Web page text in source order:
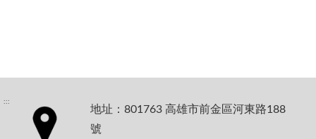
:::
地址：801763 高雄市前金區河東路188
號